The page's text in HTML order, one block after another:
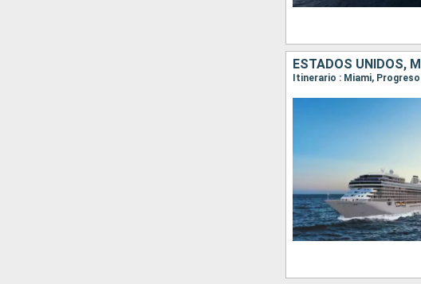
ESTADOS UNIDOS,